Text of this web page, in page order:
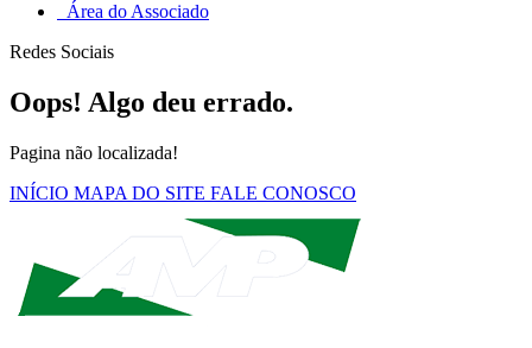
Área do Associado
Redes Sociais
Oops! Algo deu errado.
Pagina não localizada!
INÍCIO MAPA DO SITE FALE CONOSCO